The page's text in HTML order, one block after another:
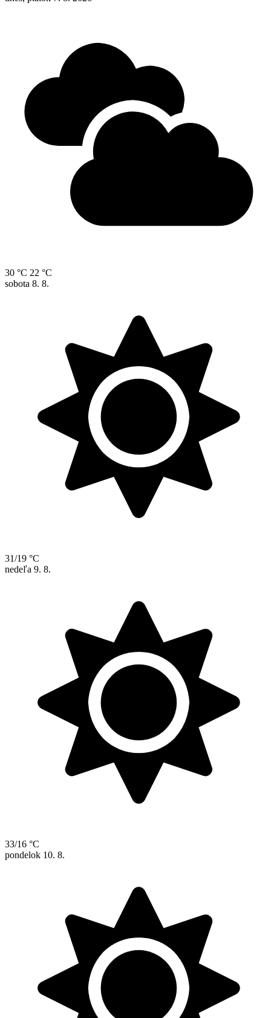
30 °C 22 °C
sobota 8. 8.
31/19 °C
nedeľa 9. 8.
33/16 °C
pondelok 10. 8.